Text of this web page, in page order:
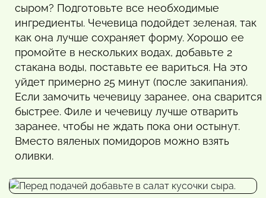
сыром? Подготовьте все необходимые
ингредиенты. Чечевица подойдет зеленая, так
как она лучше сохраняет форму. Хорошо ее
промойте в нескольких водах, добавьте 2
стакана воды, поставьте ее вариться. На это
уйдет примерно 25 минут (после закипания).
Если замочить чечевицу заранее, она сварится
быстрее. Филе и чечевицу лучше отварить
заранее, чтобы не ждать пока они остынут.
Вместо вяленых помидоров можно взять
оливки.